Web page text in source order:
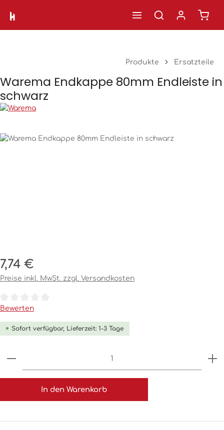
Zum Hauptinhalt springen
Produkte Ersatzteile
Warema Endkappe 80mm Endleiste in
schwarz
Bildergalerie überspringen
Regulärer Preis:
7,74 €
Preise inkl. MwSt. zzgl. Versandkosten
Durchschnittliche Bewertung von 0 von 5 Sternen
Bewerten
Sofort verfügbar, Lieferzeit: 1-3 Tage
Produkt Anzahl: Gib den gewünschten Wert
In den Warenkorb